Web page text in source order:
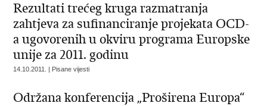
Rezultati trećeg kruga razmatranja
zahtjeva za sufinanciranje projekata OCD-
a ugovorenih u okviru programa Europske
unije za 2011. godinu
14.10.2011. | Pisane vijesti
Održana konferencija „Proširena Europa“